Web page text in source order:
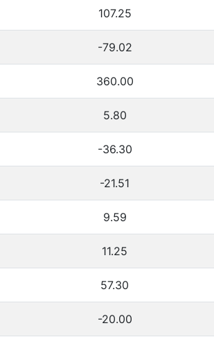
107.25
-79.02
360.00
5.80
-36.30
-21.51
9.59
11.25
57.30
-20.00